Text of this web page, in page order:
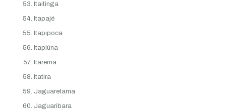
Itaitinga
Itapajé
Itapipoca
Itapiúna
Itarema
Itatira
Jaguaretama
Jaguaribara